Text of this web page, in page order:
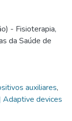
- Fisioterapia,
da Saúde de
auxiliares,
Adaptive devices